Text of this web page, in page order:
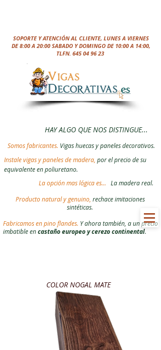
SOPORTE Y ATENCIÓN AL CLIENTE, LUNES A VIERNES
DE 8:00 A 20:00 SABADO Y DOMINGO DE 10:00 A 14:00,
TLFN. 645 04 96 23
HAY ALGO QUE NOS DISTINGUE...
Somos fabricantes. Vigas huecas y paneles decorativos.
La opción mas lógica es...
La madera real.
Producto natural y genuino, rechace imitaciones
sintéticas.
Instale vigas y paneles de madera, por el precio de su
equivalente en poliuretano.
Fabricamos en pino flandes. Y ahora también, a un precio
imbatible encastaño europeo y cerezo continental.
COLOR NOGAL MATE